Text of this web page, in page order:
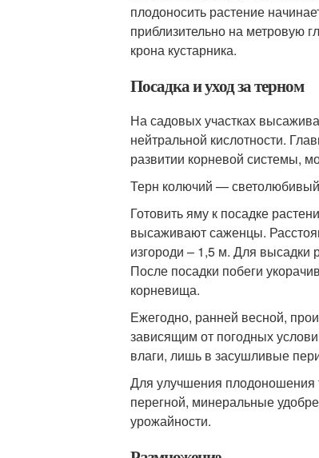
плодоносить растение
приблизительно на метровую
крона кустарника.
Посадка и уход за терном
На садовых участках
нейтральной кислотности.
развитии корневой системы,
Терн колючий —
Готовить яму к посадке
высаживают саженцы.
изгороди – 1,5 м. Для высадки
После посадки побеги
корневища.
Ежегодно, ранней весной,
зависящим от погодных
влаги, лишь в засушливые
Для улучшения плодоношения
перегной, минеральные
урожайности.